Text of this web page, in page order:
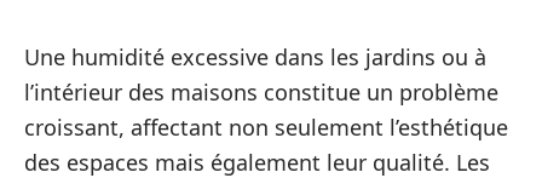
Une humidité excessive dans les jardins ou à
l’intérieur des maisons constitue un problème
croissant, affectant non seulement l’esthétique
des espaces mais également leur qualité. Les